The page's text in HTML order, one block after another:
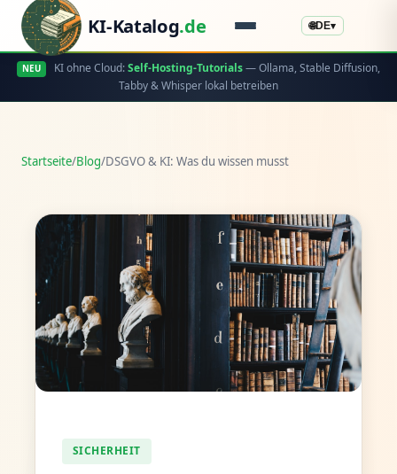
KI-Katalog.de 🌐DE▾
NEU KI ohne Cloud:Self-Hosting-Tutorials— Ollama, Stable Diffusion,
Tabby & Whisper lokal betreiben
Startseite/Blog/DSGVO & KI: Was du wissen musst
SICHERHEIT